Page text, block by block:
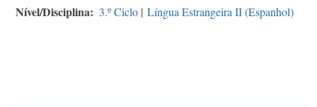
Nível/Disciplina 3.º Ciclo | Língua Estrangeira II (Espanhol)